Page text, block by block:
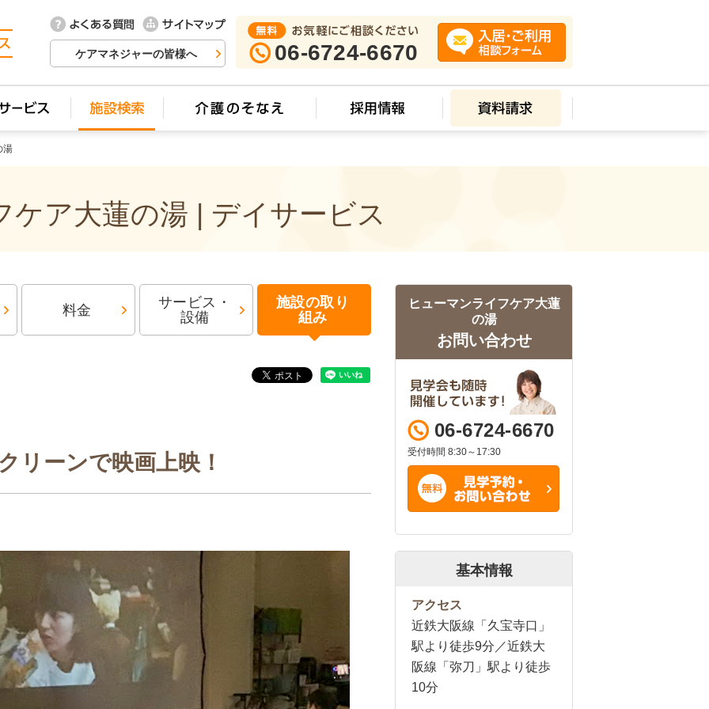
ケアマネジャーの皆様へ 06-6724-6670
湯
ケア大蓮の湯 | デイサービス
料金
サービス・
設備
施設の取り
組み
リーンで映画上映！
ヒューマンライフケア大蓮
の湯
お問い合わせ
06-6724-6670
受付時間 8:30～17:30
基本情報
アクセス
近鉄大阪線「久宝寺口」
駅より徒歩9分／近鉄大
阪線「弥刀」駅より徒歩
10分